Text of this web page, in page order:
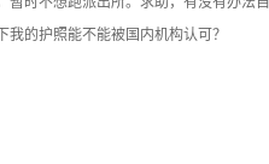
我的护照能不能被国内机构认可？